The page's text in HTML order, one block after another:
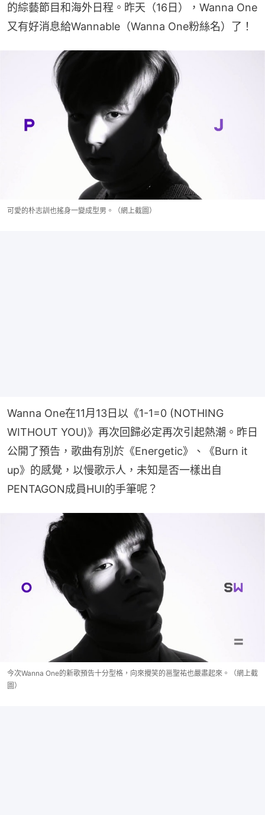
的綜藝節目和海外日程。昨天（16日），Wanna One
又有好消息給Wannable（Wanna One粉絲名）了！
可愛的朴志訓也搖身一變成型男。（網上截圖）
Wanna One在11月13日以《1-1=0 (NOTHING
WITHOUT YOU)》再次回歸必定再次引起熱潮。昨日
公開了預告，歌曲有別於《Energetic》、《Burn it
up》的感覺，以慢歌示人，未知是否一樣出自
PENTAGON成員HUI的手筆呢？
今次Wanna One的新歌預告十分型格，向來攪笑的邕聖祐也嚴肅起來。（網上截
圖）